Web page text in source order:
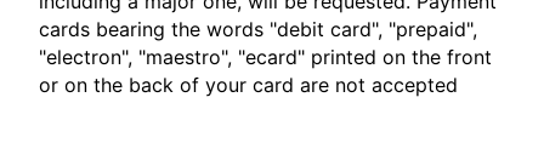
cards bearing the words "debit card", "prepaid",
"electron", "maestro", "ecard" printed on the front
or on the back of your card are not accepted